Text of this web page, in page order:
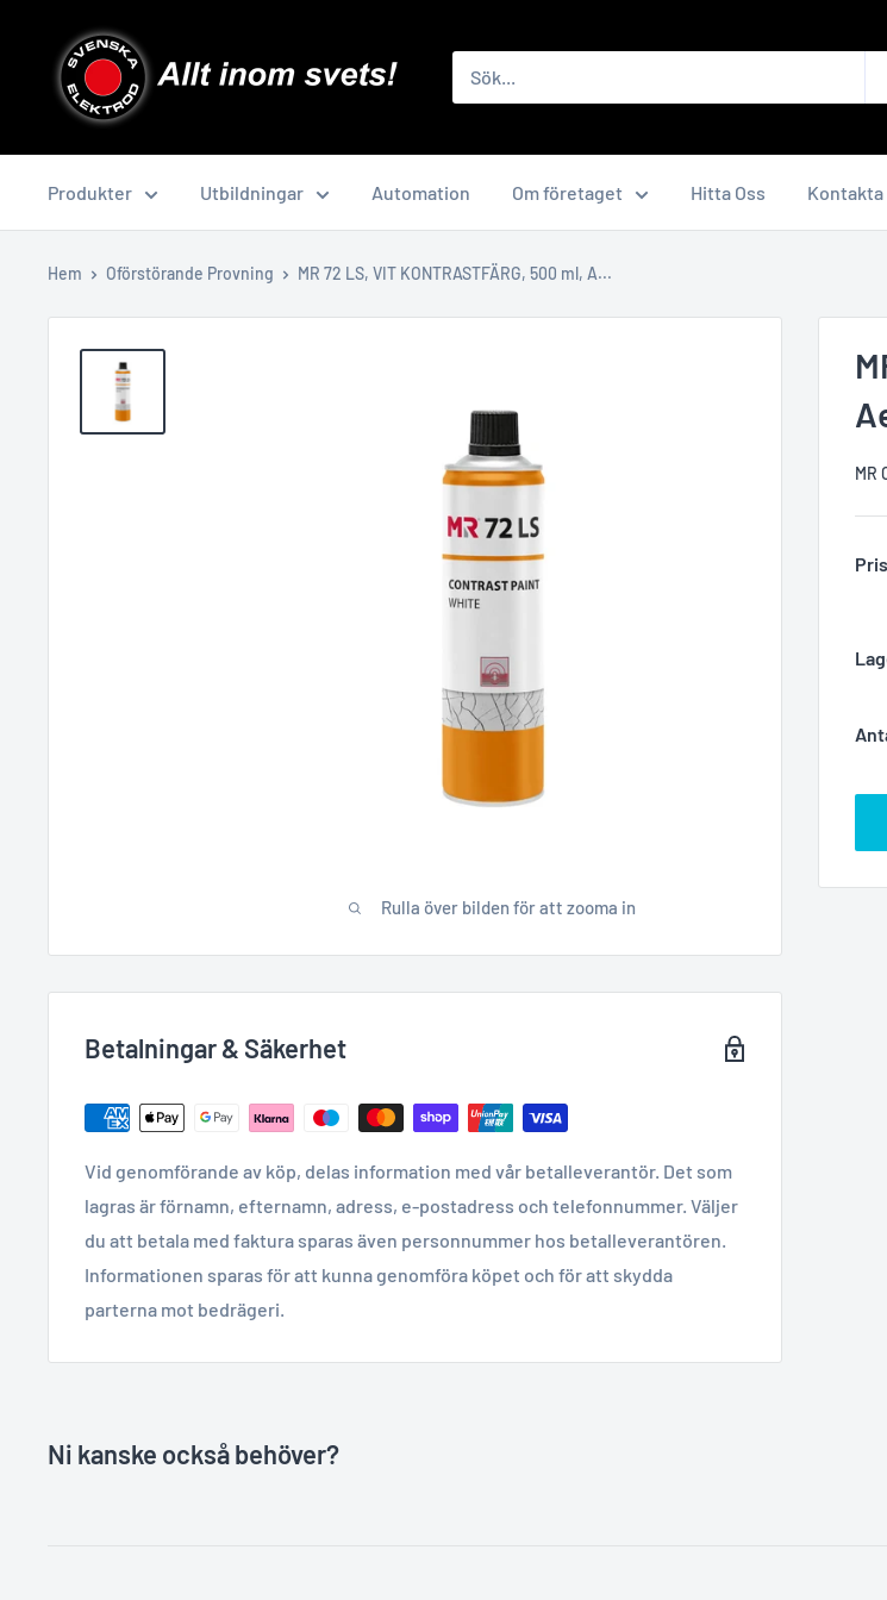
content
Produkter Utbildningar Automation Om företaget Hitta Oss Kontakta
Hem Oförstörande Provning MR 72 LS, VIT KONTRASTFÄRG, 500 ml, A...
Rulla över bilden för att zooma in
MR
Betalningar & Säkerhet
Vid genomförande av köp, delas information med vår betalleverantör. Det som
lagras är förnamn, efternamn, adress, e-postadress och telefonnummer. Väljer
du att betala med faktura sparas även personnummer hos betalleverantören.
Informationen sparas för att kunna genomföra köpet och för att skydda
parterna mot bedrägeri.
Ni kanske också behöver?